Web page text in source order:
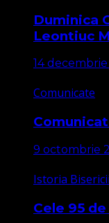
Duminica
Leontiuc
14
Comunicate
9 octombrie
Istoria Bisericii
Cele 95